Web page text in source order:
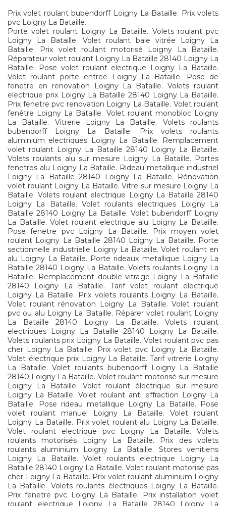
Prix volet roulant bubendorff Loigny La Bataille. Prix volets
pvc Loigny La Bataille.
Porte volet roulant Loigny La Bataille. Volets roulant pvc
Loigny La Bataille. Volet roulant baie vitrée Loigny La
Bataille. Prix volet roulant motorisé Loigny La Bataille.
Réparateur volet roulant Loigny La Bataille 28140 Loigny La
Bataille. Pose volet roulant electrique Loigny La Bataille.
Volet roulant porte entree Loigny La Bataille. Pose de
fenetre en renovation Loigny La Bataille. Volets roulant
electrique prix Loigny La Bataille 28140 Loigny La Bataille.
Prix fenetre pvc renovation Loigny La Bataille. Volet roulant
fenêtre Loigny La Bataille. Volet roulant monobloc Loigny
La Bataille. Vitrerie Loigny La Bataille. Volets roulants
bubendorff Loigny La Bataille. Prix volets roulants
aluminium electriques Loigny La Bataille. Remplacement
volet roulant Loigny La Bataille 28140 Loigny La Bataille.
Volets roulants alu sur mesure Loigny La Bataille. Portes
fenetres alu Loigny La Bataille. Rideau metallique industriel
Loigny La Bataille 28140 Loigny La Bataille. Rénovation
volet roulant Loigny La Bataille. Vitre sur mesure Loigny La
Bataille. Volets roulant electrique Loigny La Bataille 28140
Loigny La Bataille. Volet roulants electriques Loigny La
Bataille 28140 Loigny La Bataille. Volet bubendorff Loigny
La Bataille. Volet roulant electrique alu Loigny La Bataille.
Pose fenetre pvc Loigny La Bataille. Prix moyen volet
roulant Loigny La Bataille 28140 Loigny La Bataille. Porte
sectionnelle industrielle Loigny La Bataille. Volet roulant en
alu Loigny La Bataille. Porte rideaux metallique Loigny La
Bataille 28140 Loigny La Bataille. Volets roulants Loigny La
Bataille. Remplacement double vitrage Loigny La Bataille
28140 Loigny La Bataille. Tarif volet roulant electrique
Loigny La Bataille. Prix volets roulants Loigny La Bataille.
Volet roulant rénovation Loigny La Bataille. Volet roulant
pvc ou alu Loigny La Bataille. Réparer volet roulant Loigny
La Bataille 28140 Loigny La Bataille. Volets roulant
electriques Loigny La Bataille 28140 Loigny La Bataille.
Volets roulants prix Loigny La Bataille. Volet roulant pvc pas
cher Loigny La Bataille. Prix volet pvc Loigny La Bataille.
Volet électrique prix Loigny La Bataille. Tarif vitrerie Loigny
La Bataille. Volet roulants bubendorff Loigny La Bataille
28140 Loigny La Bataille. Volet roulant motorisé sur mesure
Loigny La Bataille. Volet roulant électrique sur mesure
Loigny La Bataille. Volet roulant anti effraction Loigny La
Bataille. Pose rideau metallique Loigny La Bataille. Pose
volet roulant manuel Loigny La Bataille. Volet roulant
Loigny La Bataille. Prix volet roulant alu Loigny La Bataille.
Volet roulant electrique pvc Loigny La Bataille. Volets
roulants motorisés Loigny La Bataille. Prix des volets
roulants aluminium Loigny La Bataille. Stores venitiens
Loigny La Bataille. Volet roulants electrique Loigny La
Bataille 28140 Loigny La Bataille. Volet roulant motorisé pas
cher Loigny La Bataille. Prix volet roulant aluminium Loigny
La Bataille. Volets roulants électriques Loigny La Bataille.
Prix fenetre pvc Loigny La Bataille. Prix installation volet
roulant electrique Loigny La Bataille 28140 Loigny La